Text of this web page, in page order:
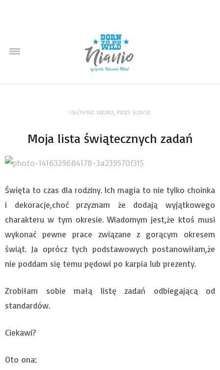
GŁÓWNE MENU, PRZY KAWIE
Moja lista świątecznych zadań
Święta to czas dla rodziny. Ich magia to nie tylko choinka
i dekoracje,choć przyznam że dodają wyjątkowego
charakteru w tym okresie. Wiadomym jest,że ktoś musi
wykonać pewne prace związane z gorącym okresem
świąt. Ja oprócz tych podstawowych postanowiłam,że
nie poddam się temu pędowi po karpia lub prezenty.
Zrobiłam sobie małą listę zadań odbiegającą od
standardów.
Ciekawi?
Oto ona: